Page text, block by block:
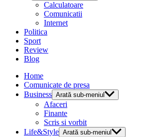
Calculatoare
Comunicatii
Internet
Politica
Sport
Review
Blog
Home
Comunicate de presa
Business Arată sub-meniul
Afaceri
Finante
Scris si vorbit
Life&Style Arată sub-meniul